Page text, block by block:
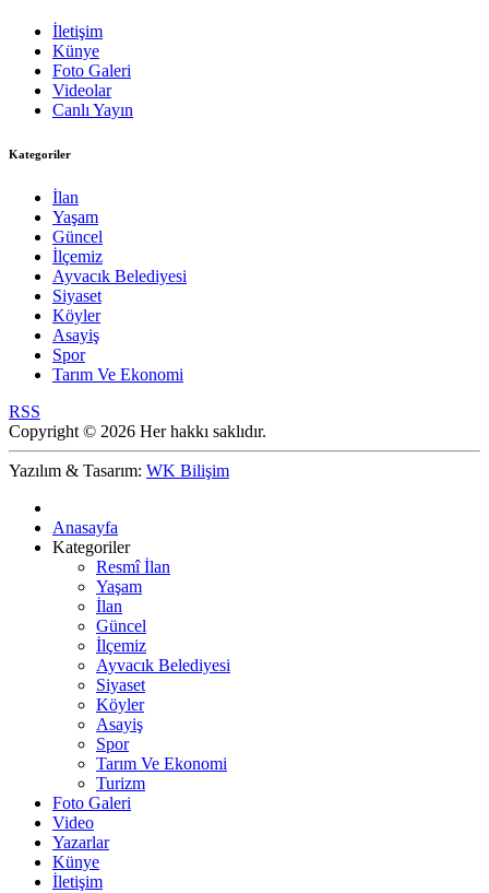
İletişim
Künye
Foto Galeri
Videolar
Canlı Yayın
Kategoriler
İlan
Yaşam
Güncel
İlçemiz
Ayvacık Belediyesi
Siyaset
Köyler
Asayiş
Spor
Tarım Ve Ekonomi
RSS
Copyright © 2026 Her hakkı saklıdır.
Yazılım & Tasarım: WK Bilişim
Anasayfa
Kategoriler
Resmî İlan
Yaşam
İlan
Güncel
İlçemiz
Ayvacık Belediyesi
Siyaset
Köyler
Asayiş
Spor
Tarım Ve Ekonomi
Turizm
Foto Galeri
Video
Yazarlar
Künye
İletişim